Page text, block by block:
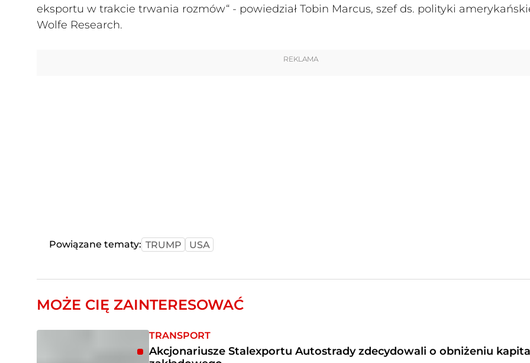
eksportu w trakcie trwania rozmów“ - powiedział Tobin Marcus, szef ds. polityki
Wolfe Research.
REKLAMA
Powiązane tematy: TRUMP USA
MOŻE CIĘ ZAINTERESOWAĆ
TRANSPORT
Akcjonariusze Stalexportu Autostrady zdecydowali o obniżeniu